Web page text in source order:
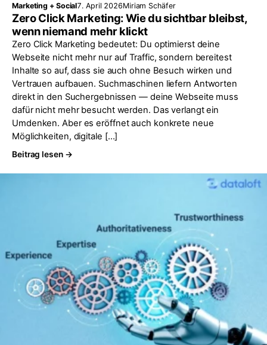
Marketing + Social7. April 2026Miriam Schäfer
Zero Click Marketing: Wie du sichtbar bleibst,
wenn niemand mehr klickt
Zero Click Marketing bedeutet: Du optimierst deine
Webseite nicht mehr nur auf Traffic, sondern bereitest
Inhalte so auf, dass sie auch ohne Besuch wirken und
Vertrauen aufbauen. Suchmaschinen liefern Antworten
direkt in den Suchergebnissen — deine Webseite muss
dafür nicht mehr besucht werden. Das verlangt ein
Umdenken. Aber es eröffnet auch konkrete neue
Möglichkeiten, digitale […]
Beitrag lesen →